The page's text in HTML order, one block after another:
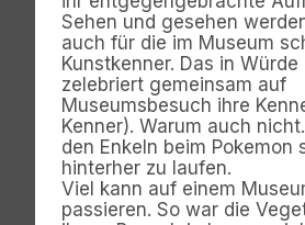
Sehen und gesehen
auch für die im Museum
Kunstkenner. Das in
zelebriert gemeinsam auf
Museumsbesuch ihre
Kenner). Warum auch
den Enkeln beim Pokemon
hinterher zu laufen.
Viel kann auf einem
passieren. So war die